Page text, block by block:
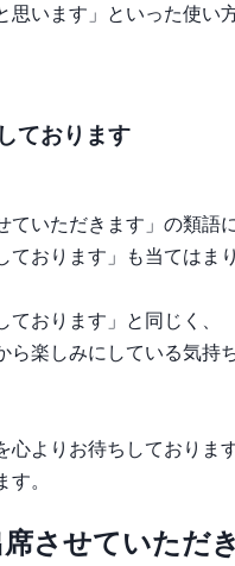
思います」といった使い
ております
ていただきます」の類語
ております」も当てはま
ております」と同じく、
ら楽しみにしている気持
心よりお待ちしておりま
。
席させていただ